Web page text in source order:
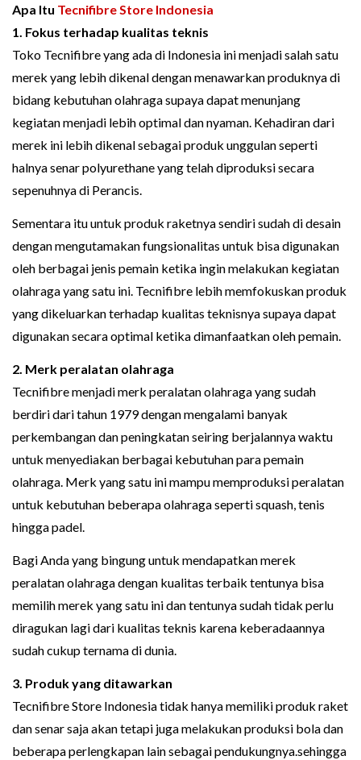
Apa Itu Tecnifibre Store Indonesia
1. Fokus terhadap kualitas teknis
Toko Tecnifibre yang ada di Indonesia ini menjadi salah satu
merek yang lebih dikenal dengan menawarkan produknya di
bidang kebutuhan olahraga supaya dapat menunjang
kegiatan menjadi lebih optimal dan nyaman. Kehadiran dari
merek ini lebih dikenal sebagai produk unggulan seperti
halnya senar polyurethane yang telah diproduksi secara
sepenuhnya di Perancis.
Sementara itu untuk produk raketnya sendiri sudah di desain
dengan mengutamakan fungsionalitas untuk bisa digunakan
oleh berbagai jenis pemain ketika ingin melakukan kegiatan
olahraga yang satu ini. Tecnifibre lebih memfokuskan produk
yang dikeluarkan terhadap kualitas teknisnya supaya dapat
digunakan secara optimal ketika dimanfaatkan oleh pemain.
2. Merk peralatan olahraga
Tecnifibre menjadi merk peralatan olahraga yang sudah
berdiri dari tahun 1979 dengan mengalami banyak
perkembangan dan peningkatan seiring berjalannya waktu
untuk menyediakan berbagai kebutuhan para pemain
olahraga. Merk yang satu ini mampu memproduksi peralatan
untuk kebutuhan beberapa olahraga seperti squash, tenis
hingga padel.
Bagi Anda yang bingung untuk mendapatkan merek
peralatan olahraga dengan kualitas terbaik tentunya bisa
memilih merek yang satu ini dan tentunya sudah tidak perlu
diragukan lagi dari kualitas teknis karena keberadaannya
sudah cukup ternama di dunia.
3. Produk yang ditawarkan
Tecnifibre Store Indonesia tidak hanya memiliki produk raket
dan senar saja akan tetapi juga melakukan produksi bola dan
beberapa perlengkapan lain sebagai pendukungnya.sehingga